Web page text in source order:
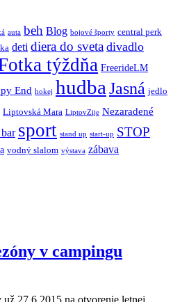
auta beh Blog bojové športy central perk
deti diera do sveta divadlo
týždňa FreerideLM
End hokej hudba Jasná jedlo
Liptovská Mara LiptovZije Nezaradené
sport stand up start-up STOP
vodný slalom výstava zábava
v campingu
27.6.2015 na otvorenie letnej